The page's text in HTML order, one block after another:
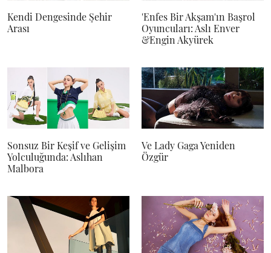
Kendi Dengesinde Şehir
Arası
'Enfes Bir Akşam'ın Başrol
Oyuncuları: Aslı Enver
&Engin Akyürek
Sonsuz Bir Keşif ve Gelişim
Yolculuğunda: Aslıhan
Malbora
Ve Lady Gaga Yeniden
Özgür